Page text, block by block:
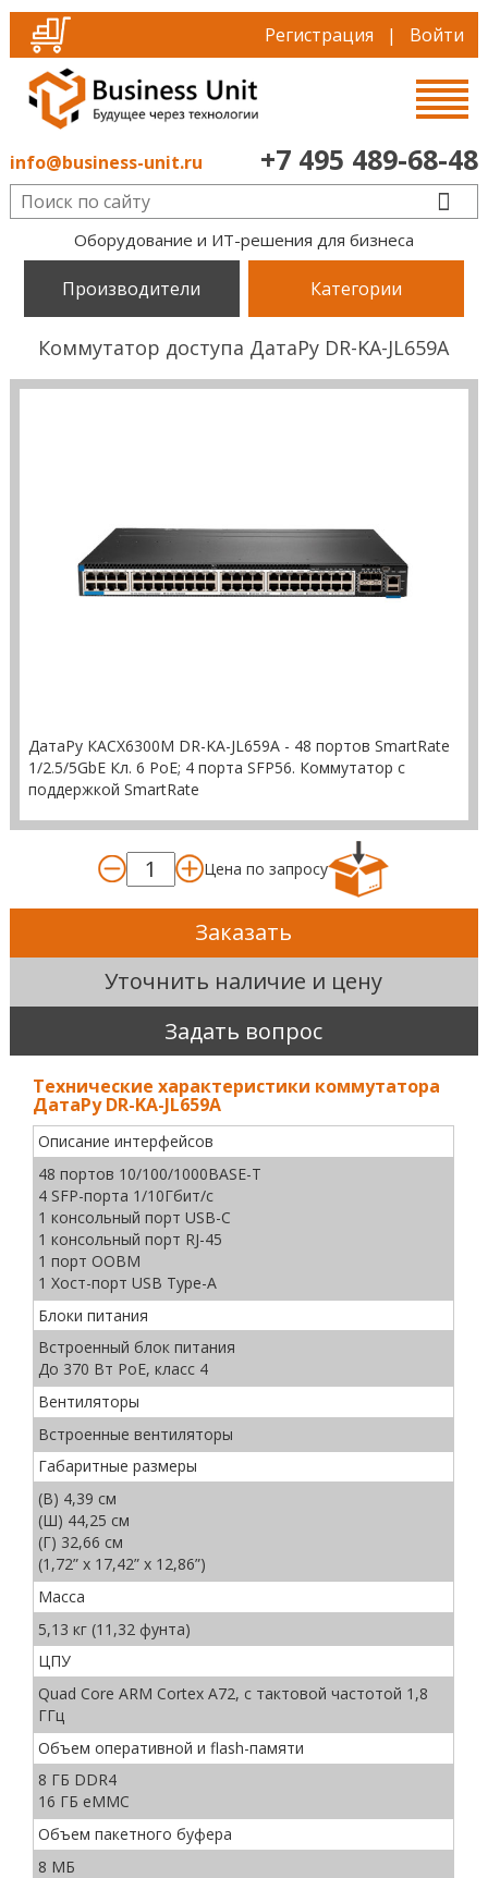
Регистрация | Войти
info@business-unit.ru +7 495 489-68-48
Оборудование и ИТ-решения для бизнеса
Производители Категории
Коммутатор доступа ДатаРу DR-KА-JL659A
ДатаРу КАСХ6300M DR-KА-JL659A - 48 портов SmartRate
1/2.5/5GbE Кл. 6 PoE; 4 порта SFP56. Коммутатор с
поддержкой SmartRate
Цена по запросу
Заказать
Уточнить наличие и цену
Задать вопрос
Технические характеристики коммутатора
ДатаРу DR-KА-JL659A
Описание интерфейсов
48 портов 10/100/1000BASE-T
4 SFP-порта 1/10Гбит/с
1 консольный порт USB-C
1 консольный порт RJ-45
1 порт OOBM
1 Хост-порт USB Type-A
Блоки питания
Встроенный блок питания
До 370 Вт PoE, класс 4
Вентиляторы
Встроенные вентиляторы
Габаритные размеры
(В) 4,39 см
(Ш) 44,25 см
(Г) 32,66 см
(1,72” x 17,42” x 12,86”)
Масса
5,13 кг (11,32 фунта)
ЦПУ
Quad Core ARM Cortex A72, с тактовой частотой 1,8
ГГц
Объем оперативной и flash-памяти
8 ГБ DDR4
16 ГБ eMMC
Объем пакетного буфера
8 МБ